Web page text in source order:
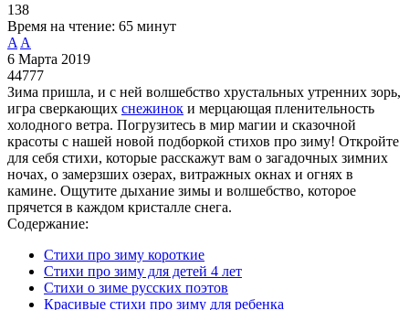
138
Время на чтение: 65 минут
A A
6 Марта 2019
44777
Зима пришла, и с ней волшебство хрустальных утренних зорь,
игра сверкающих снежинок и мерцающая пленительность
холодного ветра. Погрузитесь в мир магии и сказочной
красоты с нашей новой подборкой стихов про зиму! Откройте
для себя стихи, которые расскажут вам о загадочных зимних
ночах, о замерзших озерах, витражных окнах и огнях в
камине. Ощутите дыхание зимы и волшебство, которое
прячется в каждом кристалле снега.
Содержание:
Стихи про зиму короткие
Стихи про зиму для детей 4 лет
Стихи о зиме русских поэтов
Красивые стихи про зиму для ребенка